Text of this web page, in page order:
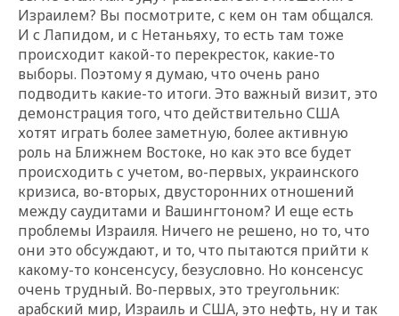
Израилем? Вы посмотрите, с кем он там общался.
И с Лапидом, и с Нетаньяху, то есть там тоже
происходит какой-то перекресток, какие-то
выборы. Поэтому я думаю, что очень рано
подводить какие-то итоги. Это важный визит, это
демонстрация того, что действительно США
хотят играть более заметную, более активную
роль на Ближнем Востоке, но как это все будет
происходить с учетом, во-первых, украинского
кризиса, во-вторых, двусторонних отношений
между саудитами и Вашингтоном? И еще есть
проблемы Израиля. Ничего не решено, но то, что
они это обсуждают, и то, что пытаются прийти к
какому-то консенсусу, безусловно. Но консенсус
очень трудный. Во-первых, это треугольник:
арабский мир, Израиль и США, это нефть, ну и так